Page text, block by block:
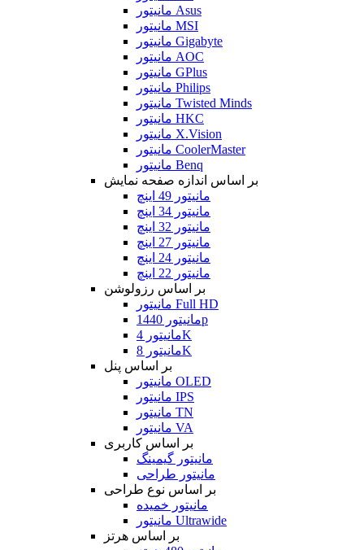
مانیتور Asus
مانیتور MSI
مانیتور Gigabyte
مانیتور AOC
مانیتور GPlus
مانیتور Philips
مانیتور Twisted Minds
مانیتور HKC
مانیتور X.Vision
مانیتور CoolerMaster
مانیتور Benq
بر اساس اندازه صفحه نمایش
مانیتور 49 اینچ
مانیتور 34 اینچ
مانیتور 32 اینچ
مانیتور 27 اینچ
مانیتور 24 اینچ
مانیتور 22 اینچ
بر اساس رزولوشن
مانیتور Full HD
مانیتور 1440p
مانیتور 4K
مانیتور 8K
بر اساس پنل
مانیتور OLED
مانیتور IPS
مانیتور TN
مانیتور VA
بر اساس کاربری
مانیتور گیمینگ
مانیتور طراحی
بر اساس نوع طراحی
مانیتور خمیده
مانیتور Ultrawide
بر اساس هرتز